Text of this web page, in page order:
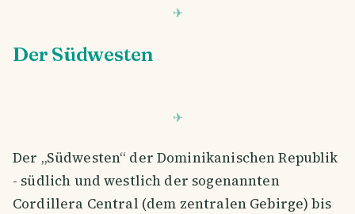
Der Südwesten
Der „Südwesten“ der Dominikanischen Republik
- südlich und westlich der sogenannten
Cordillera Central (dem zentralen Gebirge) bis